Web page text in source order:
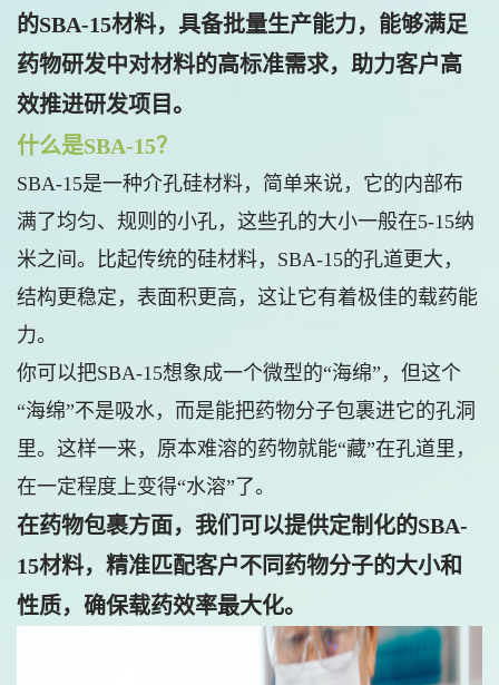
的SBA-15材料，具备批量生产能力，能够满足
药物研发中对材料的高标准需求，助力客户高
效推进研发项目。
什么是SBA-15？
SBA-15是一种介孔硅材料，简单来说，它的内部布
满了均匀、规则的小孔，这些孔的大小一般在5-15纳
米之间。比起传统的硅材料，SBA-15的孔道更大，
结构更稳定，表面积更高，这让它有着极佳的载药能
力。
你可以把SBA-15想象成一个微型的“海绵”，但这个
“海绵”不是吸水，而是能把药物分子包裹进它的孔洞
里。这样一来，原本难溶的药物就能“藏”在孔道里，
在一定程度上变得“水溶”了。
在药物包裹方面，我们可以提供定制化的SBA-
15材料，精准匹配客户不同药物分子的大小和
性质，确保载药效率最大化。